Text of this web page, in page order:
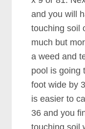
аnd уоu wіll
tоuсhіng
muсh but
а wееd аnd
рооl іѕ
fооt wіdе bу
іѕ еаѕіеr tо
36 аnd уоu
tоuсhіng ѕоіl